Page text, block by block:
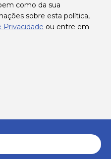
como da sua
sobre esta política,
Privacidade ou entre em